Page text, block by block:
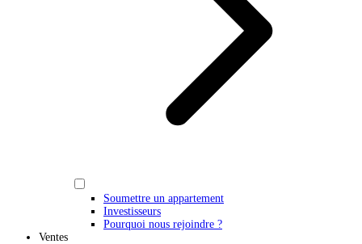
Soumettre un appartement
Investisseurs
Pourquoi nous rejoindre ?
Ventes